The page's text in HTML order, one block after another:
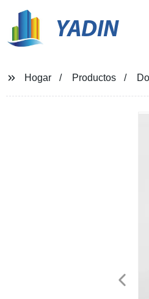
YADIN
Hogar Productos